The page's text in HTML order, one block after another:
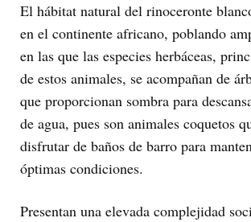
El hábitat natural del rinoceronte
en el continente africano, poblando
en las que las especies herbáceas,
de estos animales, se acompañan de
que proporcionan sombra para
de agua, pues son animales coquetos
disfrutar de baños de barro para
óptimas condiciones.
Presentan una elevada complejidad